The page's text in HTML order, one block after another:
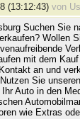
(13:12:43) von
Suchen Sie
Wollen
mit dem
an und
Sie
Auto in den
wie Extras